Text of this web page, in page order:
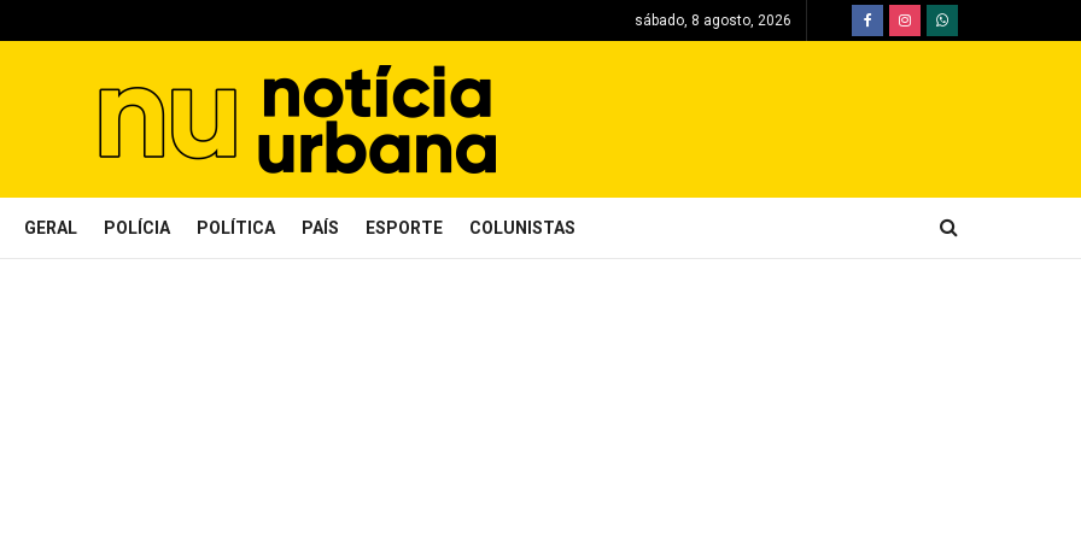
sábado, 8 agosto, 2026
GERAL POLÍCIA POLÍTICA PAÍS ESPORTE COLUNISTAS